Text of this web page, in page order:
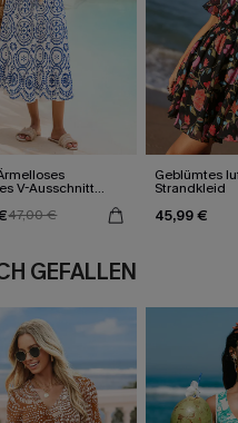
V-Ausschnitt
47,00 €
Geblümtes
Strandkleid
45,99 €
GEFALLEN